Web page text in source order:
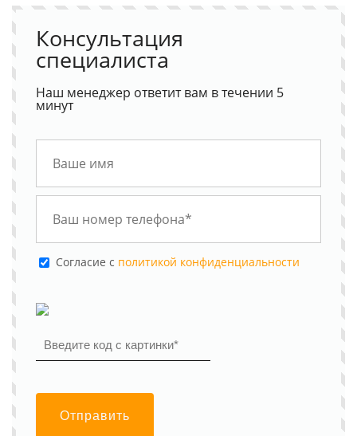
Консультация
специалиста
Наш менеджер ответит вам в течении 5
минут
Cогласие с политикой конфиденциальности
Отправить